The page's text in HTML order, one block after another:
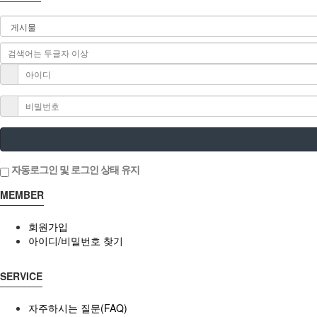
자동로그인 및 로그인 상태 유지
MEMBER
회원가입
아이디/비밀번호 찾기
SERVICE
자주하시는 질문(FAQ)